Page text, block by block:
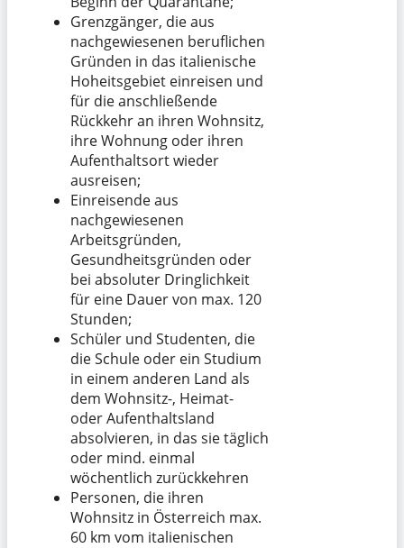
Grenzgänger, die aus
nachgewiesenen beruflichen
Gründen in das italienische
Hoheitsgebiet einreisen und
für die anschließende
Rückkehr an ihren Wohnsitz,
ihre Wohnung oder ihren
Aufenthaltsort wieder
ausreisen;
Einreisende aus
nachgewiesenen
Arbeitsgründen,
Gesundheitsgründen oder
bei absoluter Dringlichkeit
für eine Dauer von max. 120
Stunden;
Schüler und Studenten, die
die Schule oder ein Studium
in einem anderen Land als
dem Wohnsitz-, Heimat-
oder Aufenthaltsland
absolvieren, in das sie täglich
oder mind. einmal
wöchentlich zurückkehren
Personen, die ihren
Wohnsitz in Österreich max.
60 km vom italienischen